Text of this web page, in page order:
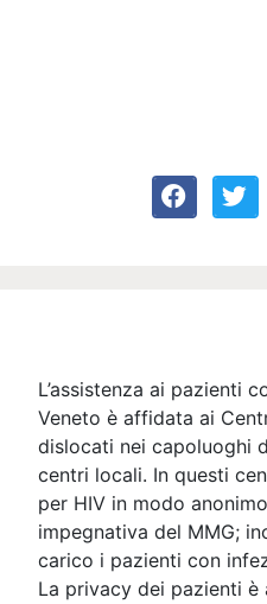
L’assistenza ai pazienti
Veneto è affidata ai
dislocati nei capoluoghi
centri locali. In questi
per HIV in modo
impegnativa del MMG;
carico i pazienti con
La privacy dei pazienti è